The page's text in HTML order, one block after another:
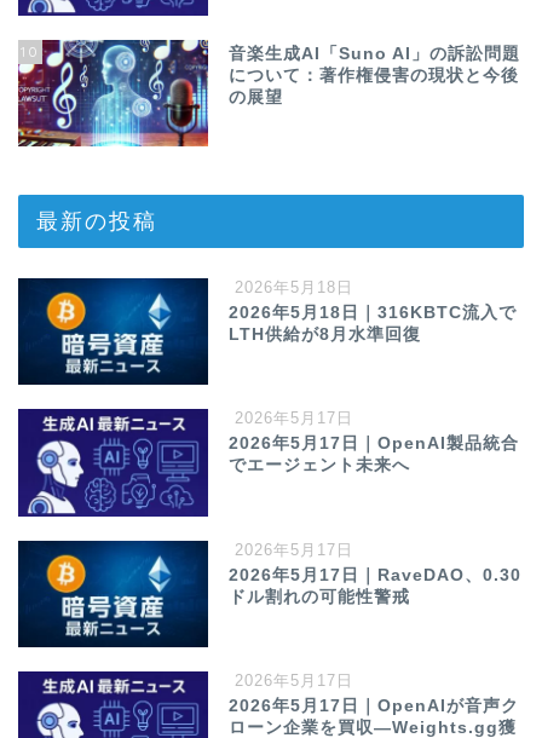
10
音楽生成AI「Suno AI」の訴訟問題
について：著作権侵害の現状と今後
の展望
最新の投稿
2026年5月18日
2026年5月18日｜316KBTC流入で
LTH供給が8月水準回復
2026年5月17日
2026年5月17日｜OpenAI製品統合
でエージェント未来へ
2026年5月17日
2026年5月17日｜RaveDAO、0.30
ドル割れの可能性警戒
2026年5月17日
2026年5月17日｜OpenAIが音声ク
ローン企業を買収—Weights.gg獲